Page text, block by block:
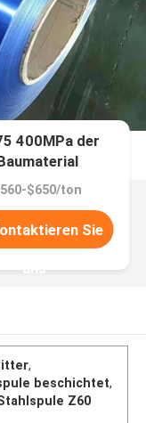
400MPa der
$650/ton
Sie
uns
,
beschichtet,
Z60